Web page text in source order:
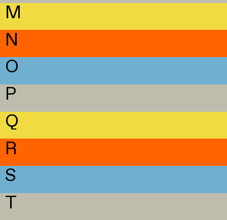
M
N
O
P
Q
R
S
T